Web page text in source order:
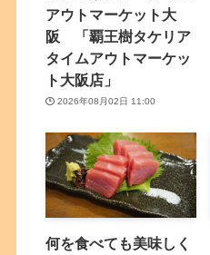
アウトマーケット大
阪 「覇王樹タケリア
タイムアウトマーケッ
ト大阪店」
2026年08月02日 11:00
何を食べても美味しく